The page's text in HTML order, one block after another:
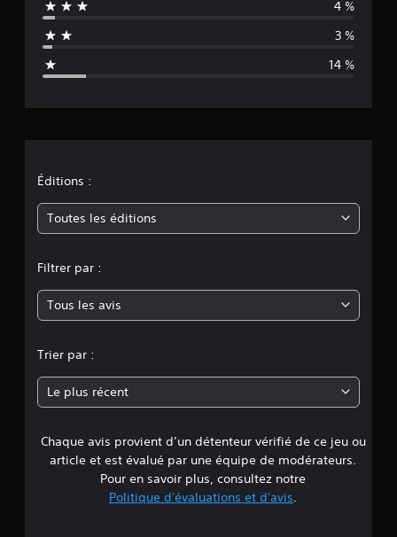
a
m
y
e
n
e
d
4 %
3 %
14 %
Éditions :
Toutes les éditions
Filtrer par :
Tous les avis
Trier par :
Le plus récent
Chaque avis provient d’un détenteur vérifié de ce jeu ou
article et est évalué par une équipe de modérateurs.
Pour en savoir plus, consultez notre
Politique d'évaluations et d'avis.